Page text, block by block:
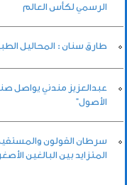
الرسمي لكأس العالم
طارق سنان : المحاليل
عبدالعزيز مندني يواصل
الأصول”
سرطان القولون
المتزايد بين البالغين